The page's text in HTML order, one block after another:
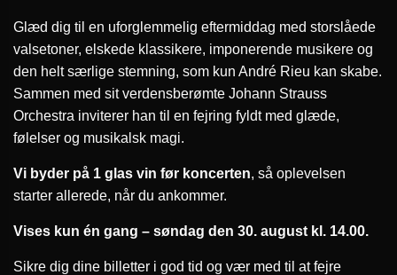
Glæd dig til en uforglemmelig eftermiddag med storslåede
valsetoner, elskede klassikere, imponerende musikere og
den helt særlige stemning, som kun André Rieu kan skabe.
Sammen med sit verdensberømte Johann Strauss
Orchestra inviterer han til en fejring fyldt med glæde,
følelser og musikalsk magi.
Vi byder på 1 glas vin før koncerten, så oplevelsen
starter allerede, når du ankommer.
Vises kun én gang – søndag den 30. august kl. 14.00.
Sikre dig dine billetter i god tid og vær med til at fejre